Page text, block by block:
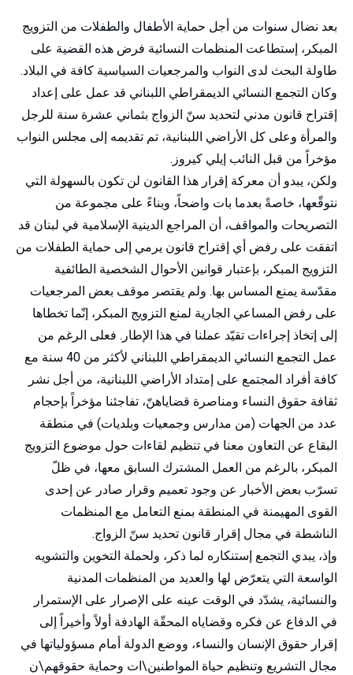
بعد نضال سنوات من أجل حماية الأطفال والطفلات من التزويج
المبكر، إستطاعت المنظمات النسائية فرض هذه القضية على
طاولة البحث لدى النواب والمرجعيات السياسية كافة في البلاد.
وكان التجمع النسائي الديمقراطي اللبناني قد عمل على إعداد
إقتراح قانون مدني لتحديد سنّ الزواج بثماني عشرة سنة للرجل
والمرأة وعلى كل الأراضي اللبنانية، تم تقديمه إلى مجلس النواب
مؤخراً من قبل النائب إيلي كيروز.
ولكن، يبدو أن معركة إقرار هذا القانون لن تكون بالسهولة التي
نتوقّعها، خاصةً بعدما بات واضحاً، وبناءً على مجموعة من
التصريحات والمواقف، أن المراجع الدينية الإسلامية في لبنان قد
اتفقت على رفض أي إقتراح قانون يرمي إلى حماية الطفلات من
التزويج المبكر، بإعتبار قوانين الأحوال الشخصية الطائفية
مقدّسة يمنع المساس بها. ولم يقتصر موقف بعض المرجعيات
على رفض المساعي الجارية لمنع التزويج المبكر، إنّما تخطاها
إلى إتخاذ إجراءات تقيّد عملنا في هذا الإطار. فعلى الرغم من
عمل التجمع النسائي الديمقراطي اللبناني لأكثر من 40 سنة مع
كافة أفراد المجتمع على إمتداد الأراضي اللبنانية، من أجل نشر
ثقافة حقوق النساء ومناصرة قضاياهنّ، تفاجئنا مؤخراً بإحجام
عدد من الجهات (من مدارس وجمعيات وبلديات) في منطقة
البقاع عن التعاون معنا في تنظيم لقاءات حول موضوع التزويج
المبكر، بالرغم من العمل المشترك السابق معها، في ظلّ
تسرّب بعض الأخبار عن وجود تعميم وقرار صادر عن إحدى
القوى المهيمنة في المنطقة بمنع التعامل مع المنظمات
الناشطة في مجال إقرار قانون تحديد سنّ الزواج.
وإذ، يبدي التجمع إستنكاره لما ذكر، ولحملة التخوين والتشويه
الواسعة التي يتعرّض لها والعديد من المنظمات المدنية
والنسائية، يشدّد في الوقت عينه على الإصرار على الإستمرار
في الدفاع عن فكره وقضاياه المحقّة الهادفة أولاً وأخيراً إلى
إقرار حقوق الإنسان والنساء، ووضع الدولة أمام مسؤولياتها في
مجال التشريع وتنظيم حياة المواطنين\ات وحماية حقوقهم\ن